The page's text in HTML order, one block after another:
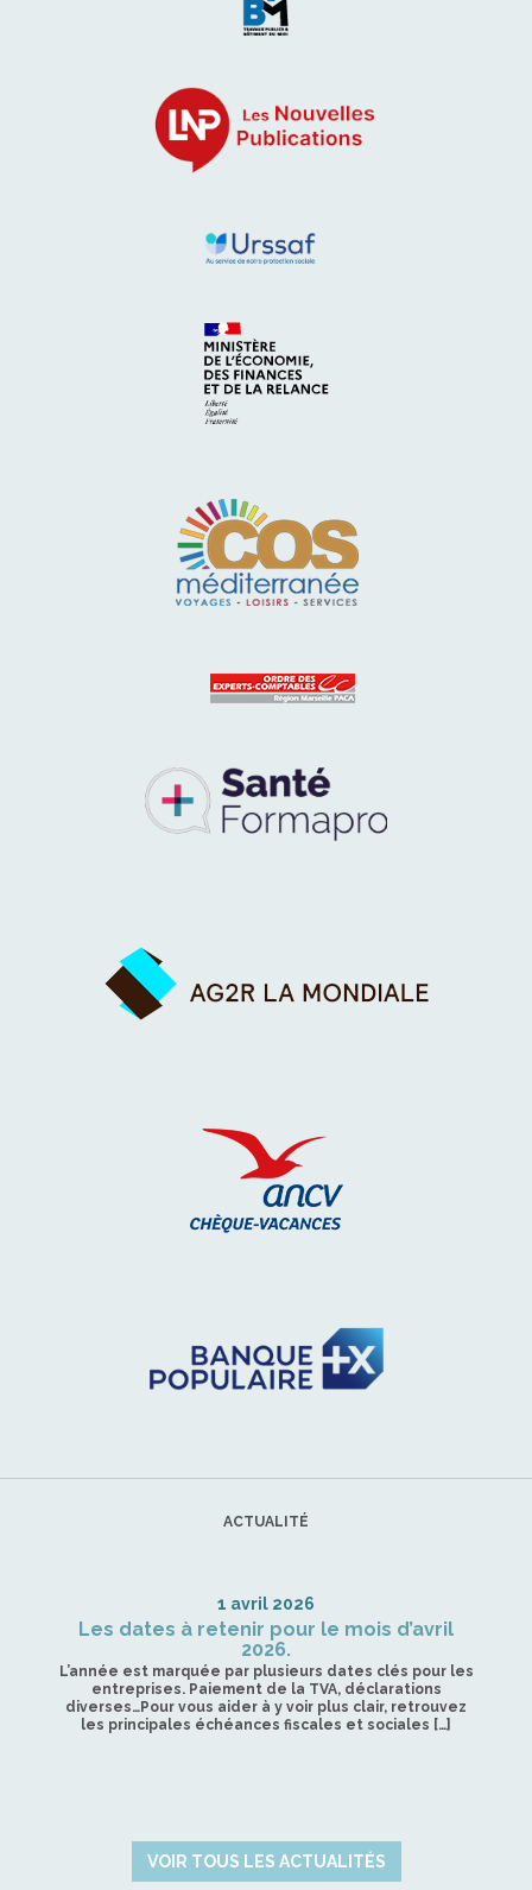
ACTUALITÉ
1 avril 2026
Les dates à retenir pour le mois d’avril
2026.
L’année est marquée par plusieurs dates clés pour les
entreprises. Paiement de la TVA, déclarations
diverses…Pour vous aider à y voir plus clair, retrouvez
les principales échéances fiscales et sociales […]
VOIR TOUS LES ACTUALITÉS